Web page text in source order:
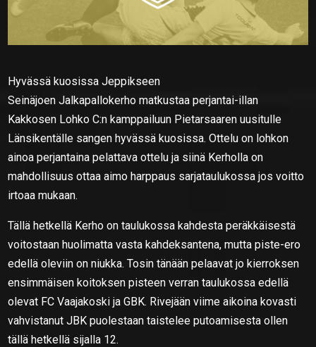
Hyvässä kuosissa Jeppikseen
Seinäjoen Jalkapallokerho matkustaa perjantai-illan
Kakkosen Lohko C:n kamppailuun Pietarsaaren uusitulle
Länsikentälle sangen hyvässä kuosissa. Ottelu on lohkon
ainoa perjantaina pelattava ottelu ja siinä Kerholla on
mahdollisuus ottaa aimo harppaus sarjataulukossa jos voitto
irtoaa mukaan.
Tällä hetkellä Kerho on taulukossa kahdesta peräkkäisestä
voitostaan huolimatta vasta kahdeksantena, mutta piste-ero
edellä oleviin on niukka. Tosin tänään pelaavat jo kierroksen
ensimmäisen koitoksen pisteen verran taulukossa edellä
olevat FC Vaajakoski ja GBK. Rivejään viime aikoina kovasti
vahvistanut JBK puolestaan taistelee putoamisesta ollen
tällä hetkellä sijalla 12.